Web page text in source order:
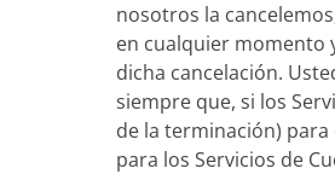
nosotros la
en cualquier momento
dicha cancelación.
siempre que, si los
de la terminación)
para los Servicios de